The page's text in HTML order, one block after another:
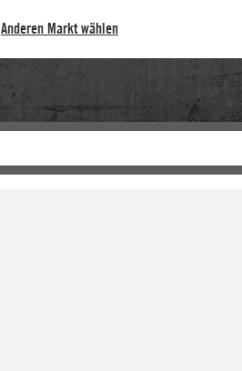
Anderen Markt wählen